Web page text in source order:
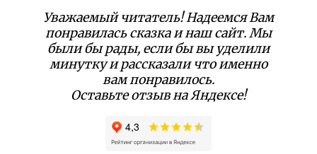
Уважаемый читатель! Надеемся Вам
понравилась сказка и наш сайт. Мы
были бы рады, если бы вы уделили
минутку и рассказали что именно
вам понравилось.
Оставьте отзыв на Яндексе!